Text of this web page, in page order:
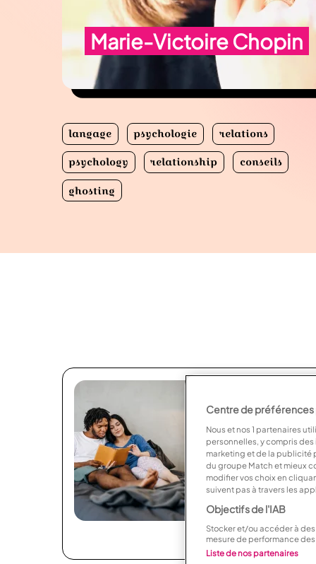
Marie-Victoire Chopin
langage psychologie relations
psychology relationship conseils
ghosting
En plongeant la
séduction, nous
concentrer sur
L’émotion, la
semblent guider
raison n’ait eu
Centre de préférences
Nous et nos 1 partenaires
personnelles, y compris
marketing et de la publicité
du groupe Match et mieux
modifier vos choix en
suivent pas à travers les
Objectifs de l'IAB
Stocker et/ou accéder à
mesure de performance
Liste de nos partenaires